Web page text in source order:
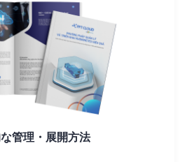
管理・展開方法